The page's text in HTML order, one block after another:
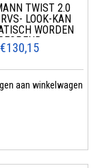
TWIST 2.0
LOOK-KAN
WORDEN
GEOPEND
€130,15
aan winkelwagen